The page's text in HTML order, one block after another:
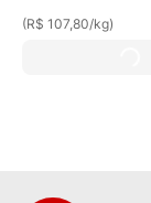
(R$ 107,80/kg)